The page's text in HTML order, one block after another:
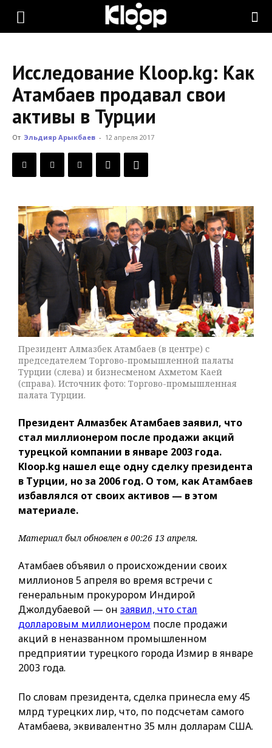
KLOOP.KG
Новости
Кыргызстана
Исследование Kloop.kg: Как
Атамбаев продавал свои
активы в Турции
От Эльдияр Арыкбаев - 12 апреля 2017
Президент Алмазбек Атамбаев (в центре) с
председателем Торгово-промышленной палаты
Турции (слева) и бизнесменом Ахметом Каей
(справа). Источник фото: Торгово-промышленная
палата Турции.
Президент Алмазбек Атамбаев заявил, что
стал миллионером после продажи акций
турецкой компании в январе 2003 года.
Kloop.kg нашел еще одну сделку президента
в Турции, но за 2006 год. О том, как Атамбаев
избавлялся от своих активов — в этом
материале.
Материал был обновлен в 00:26 13 апреля.
Атамбаев объявил о происхождении своих
миллионов 5 апреля во время встречи с
генеральным прокурором Индирой
Джолдубаевой — он заявил, что стал
долларовым миллионером после продажи
акций в неназванном промышленном
предприятии турецкого города Измир в январе
2003 года.
По словам президента, сделка принесла ему 45
млрд турецких лир, что, по подсчетам самого
Атамбаева, эквивалентно 35 млн долларам США.